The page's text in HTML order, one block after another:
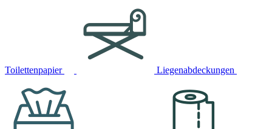
Toilettenpapier Liegenabdeckungen